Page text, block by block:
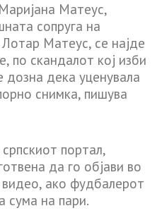
Матеус,
сопруга на
Матеус, се најде
по скандалот кој изби
дозна дека уценувала
снимка, пишува
портал,
да го објави во
видео, ако фудбалерот
сума на пари.